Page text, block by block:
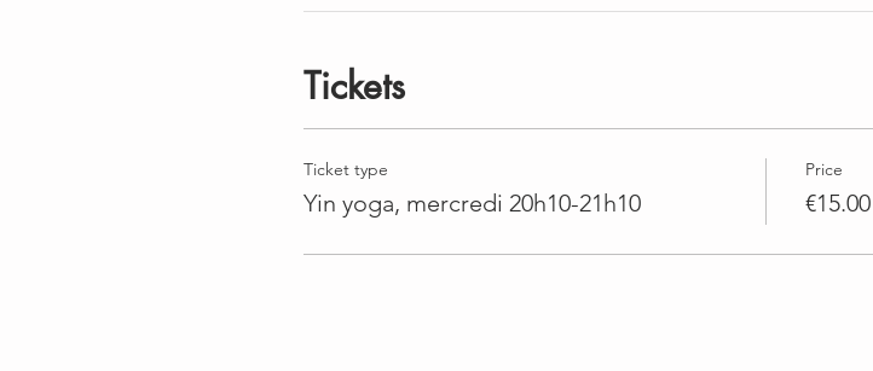
Tickets
Ticket type
Yin yoga, mercredi 20h10-21h10
Price
€15.00